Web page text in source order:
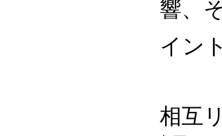
響、
イン
相互